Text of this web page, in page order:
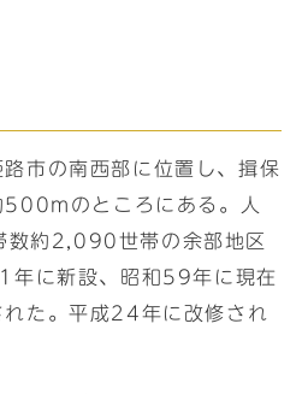
市の南西部に位置し、揖保
500mのところにある。人
約2,090世帯の余部地区
年に新設、昭和59年に現在
た。平成24年に改修され